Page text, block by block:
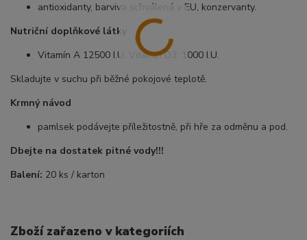
antioxidanty, barviva schválená v EU, konzervanty.
Nutriční doplňkové látky
Vitamín A 12500 I.U, Vitamín D3: 1000 I.U.
Skladujte v suchu při běžné pokojové teplotě.
Krmný návod
pamlsek podávejte příležitostně, při hře za odměnu a pod.
Dbejte na dostatek pitné vody!!!
Balení: 20 ks / karton
Zboží zařazeno v kategoriích